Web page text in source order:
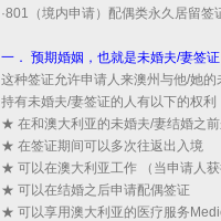
·801（境内申请）配偶类永久居留签
一． 预期婚姻，也就是未婚夫/妻签
这种签证允许申请人来澳州与他/她
持有未婚夫/妻签证的人有以下的权利
★ 在和澳大利亚的未婚夫/妻结婚之
★ 在签证期间可以多次往返出入境
★ 可以在澳大利亚工作 （当申请人
★ 可以在结婚之后申请配偶签证
★ 可以享用澳大利亚的医疗服务